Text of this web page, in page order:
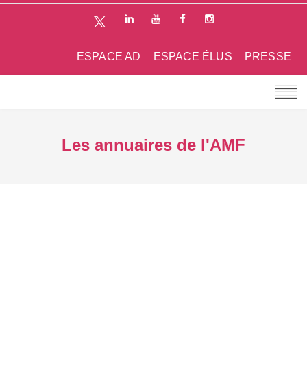
PRESSE
ESPACE ÉLUS
ESPACE AD
Les annuaires de l'AMF